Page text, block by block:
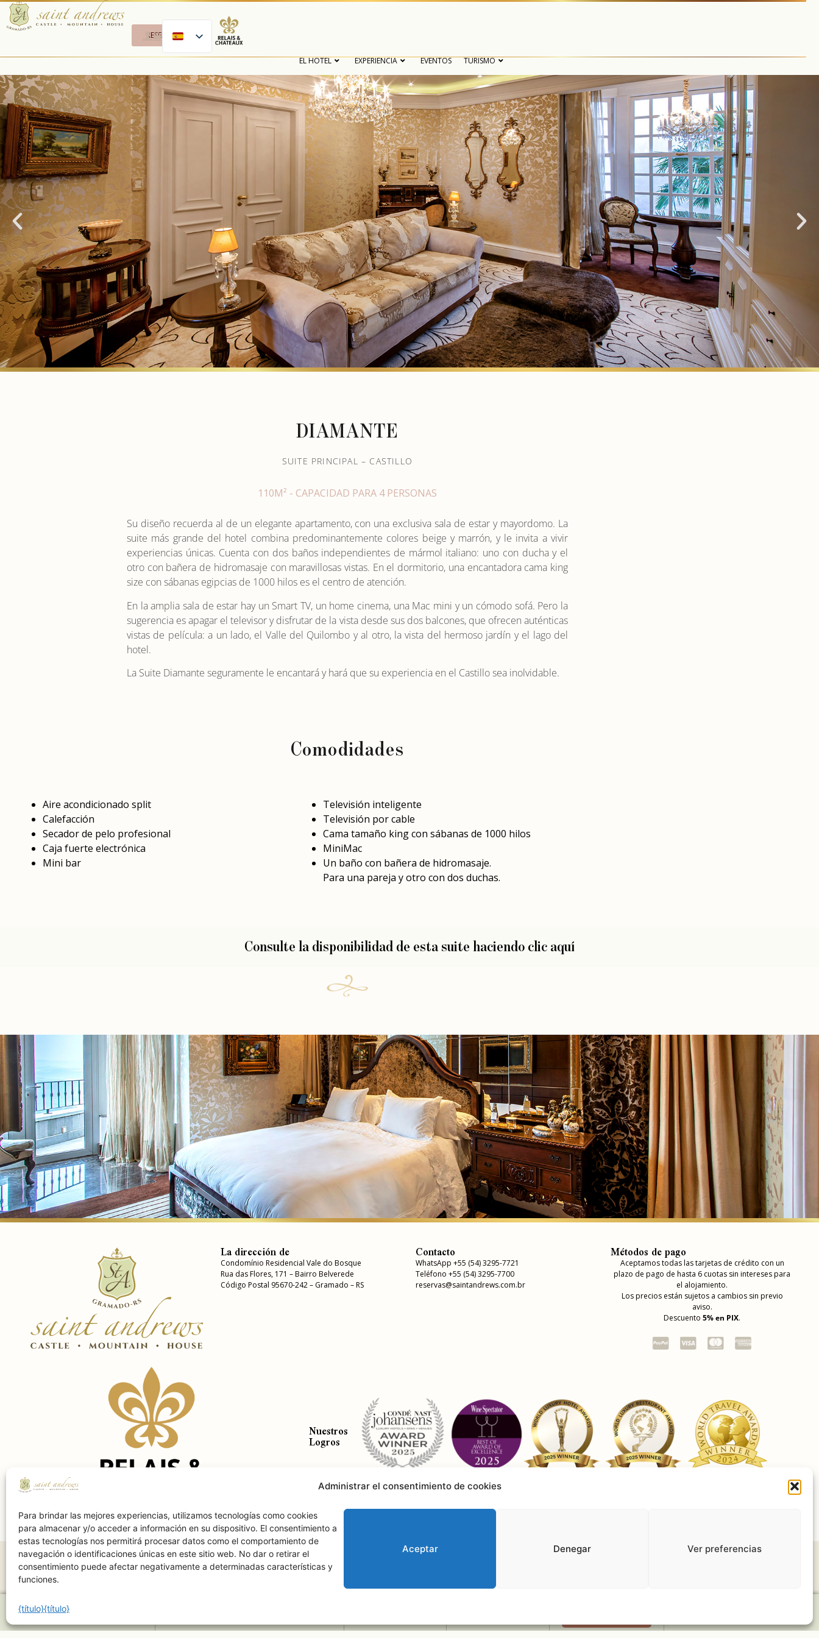
Administrar el consentimiento de cookies
Para brindar las mejores experiencias, utilizamos tecnologías como cookies
para almacenar y/o acceder a información en su dispositivo. El consentimiento a
estas tecnologías nos permitirá procesar datos como el comportamiento de
navegación o identificaciones únicas en este sitio web. No dar o retirar el
consentimiento puede afectar negativamente a determinadas características y
funciones.
Aceptar Denegar Ver preferencias
{título}{título}
RESERVAR
EL HOTEL EXPERIENCIA EVENTOS TURISMO
DIAMANTE
SUITE PRINCIPAL – CASTILLO
110M² - CAPACIDAD PARA 4 PERSONAS
Su diseño recuerda al de un elegante apartamento, con una exclusiva sala de estar y mayordomo. La
suite más grande del hotel combina predominantemente colores beige y marrón, y le invita a vivir
experiencias únicas. Cuenta con dos baños independientes de mármol italiano: uno con ducha y el
otro con bañera de hidromasaje con maravillosas vistas. En el dormitorio, una encantadora cama king
size con sábanas egipcias de 1000 hilos es el centro de atención.
En la amplia sala de estar hay un Smart TV, un home cinema, una Mac mini y un cómodo sofá. Pero la
sugerencia es apagar el televisor y disfrutar de la vista desde sus dos balcones, que ofrecen auténticas
vistas de película: a un lado, el Valle del Quilombo y al otro, la vista del hermoso jardín y el lago del
hotel.
La Suite Diamante seguramente le encantará y hará que su experiencia en el Castillo sea inolvidable.
Comodidades
Aire acondicionado split
Calefacción
Secador de pelo profesional
Caja fuerte electrónica
Mini bar
Televisión inteligente
Televisión por cable
Cama tamaño king con sábanas de 1000 hilos
MiniMac
Un baño con bañera de hidromasaje.
Para una pareja y otro con dos duchas.
Consulte la disponibilidad de esta suite haciendo clic aquí
La dirección de
Condomínio Residencial Vale do Bosque
Rua das Flores, 171 – Bairro Belverede
Código Postal 95670-242 – Gramado – RS
Contacto
WhatsApp +55 (54) 3295-7721
Teléfono +55 (54) 3295-7700
reservas@saintandrews.com.br
Métodos de pago
Aceptamos todas las tarjetas de crédito con un
plazo de pago de hasta 6 cuotas sin intereses para
el alojamiento.
Los precios están sujetos a cambios sin previo
aviso.
Descuento 5% en PIX.
Nuestros
Logros
Castillo de Saint Andrews • © 2026 • Todos los derechos reservados.